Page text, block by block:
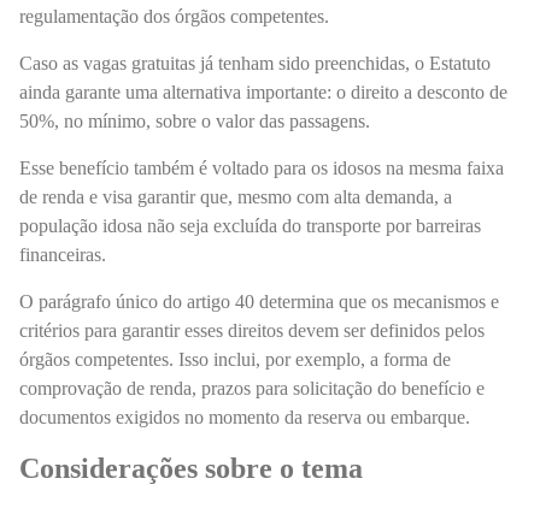
regulamentação dos órgãos competentes.
Caso as vagas gratuitas já tenham sido preenchidas, o Estatuto
ainda garante uma alternativa importante: o direito a desconto de
50%, no mínimo, sobre o valor das passagens.
Esse benefício também é voltado para os idosos na mesma faixa
de renda e visa garantir que, mesmo com alta demanda, a
população idosa não seja excluída do transporte por barreiras
financeiras.
O parágrafo único do artigo 40 determina que os mecanismos e
critérios para garantir esses direitos devem ser definidos pelos
órgãos competentes. Isso inclui, por exemplo, a forma de
comprovação de renda, prazos para solicitação do benefício e
documentos exigidos no momento da reserva ou embarque.
Considerações sobre o tema